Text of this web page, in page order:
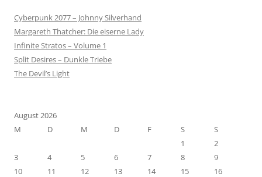
Cyberpunk 2077 – Johnny Silverhand
Margareth Thatcher: Die eiserne Lady
Infinite Stratos – Volume 1
Split Desires – Dunkle Triebe
The Devil’s Light
August 2026
M
D M D F S
S
1
2
3
4 5 6 7 8
9
10
11 12 13 14 15
16